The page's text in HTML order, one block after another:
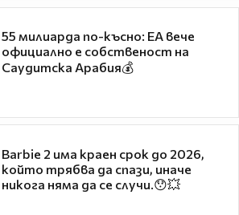
55 милиарда по-късно: EA вече
официално е собственост на
Саудитска Арабия💰
Barbie 2 има краен срок до 2026,
който трябва да спази, иначе
никога няма да се случи.😯💥